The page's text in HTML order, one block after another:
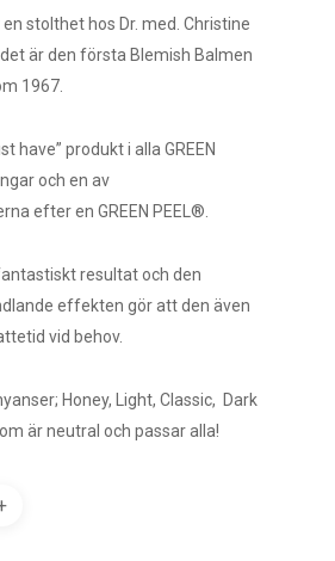
stolthet hos Dr. med. Christine
är den första Blemish Balmen
1967.
have” produkt i alla GREEN
och en av
efter en GREEN PEEL®.
resultat och den
effekten gör att den även
vid behov.
Honey, Light, Classic, Dark
är neutral och passar alla!